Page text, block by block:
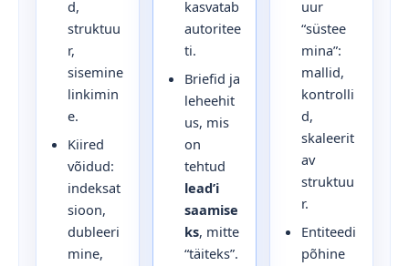
d,
struktuu
r,
sisemine
linkimin
e.
Kiired
võidud:
indeksat
sioon,
dubleeri
mine,
kasvatab
autoritee
ti.
Briefid ja
leheehit
us, mis
on
tehtud
lead’i
saamise
ks, mitte
“täiteks”.
uur
“süstee
mina”:
mallid,
kontrolli
d,
skaleerit
av
struktuu
r.
Entiteedi
põhine